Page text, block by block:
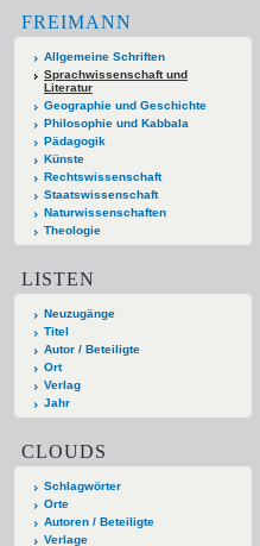
FREIMANN
Allgemeine Schriften
Sprachwissenschaft und
Literatur
Geographie und Geschichte
Philosophie und Kabbala
Pädagogik
Künste
Rechtswissenschaft
Staatswissenschaft
Naturwissenschaften
Theologie
LISTEN
Neuzugänge
Titel
Autor / Beteiligte
Ort
Verlag
Jahr
CLOUDS
Schlagwörter
Orte
Autoren / Beteiligte
Verlage